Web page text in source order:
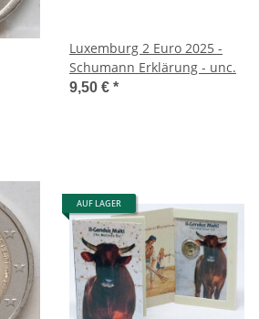
Luxemburg 2 Euro 2025 -
Schumann Erklärung - unc.
9,50 € *
AUF LAGER